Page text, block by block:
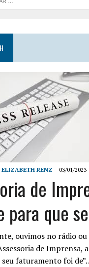
ELIZABETH RENZ 03/01/2023
de
para que
ouvimos no rádio
de Imprensa,
seu faturamento foi